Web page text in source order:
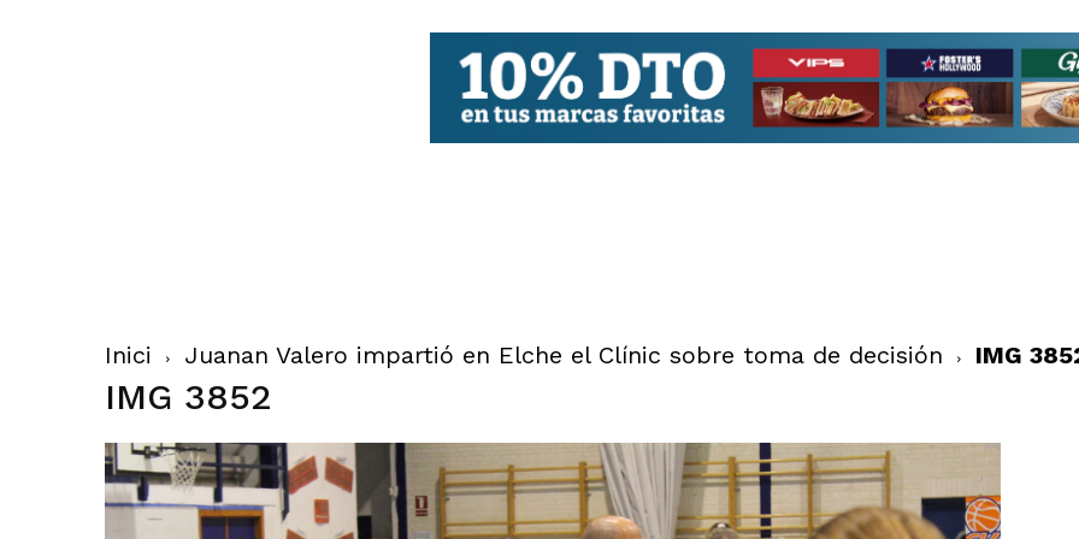
Inici Juanan Valero impartió en Elche el Clínic sobre toma de decisión IMG
IMG 3852